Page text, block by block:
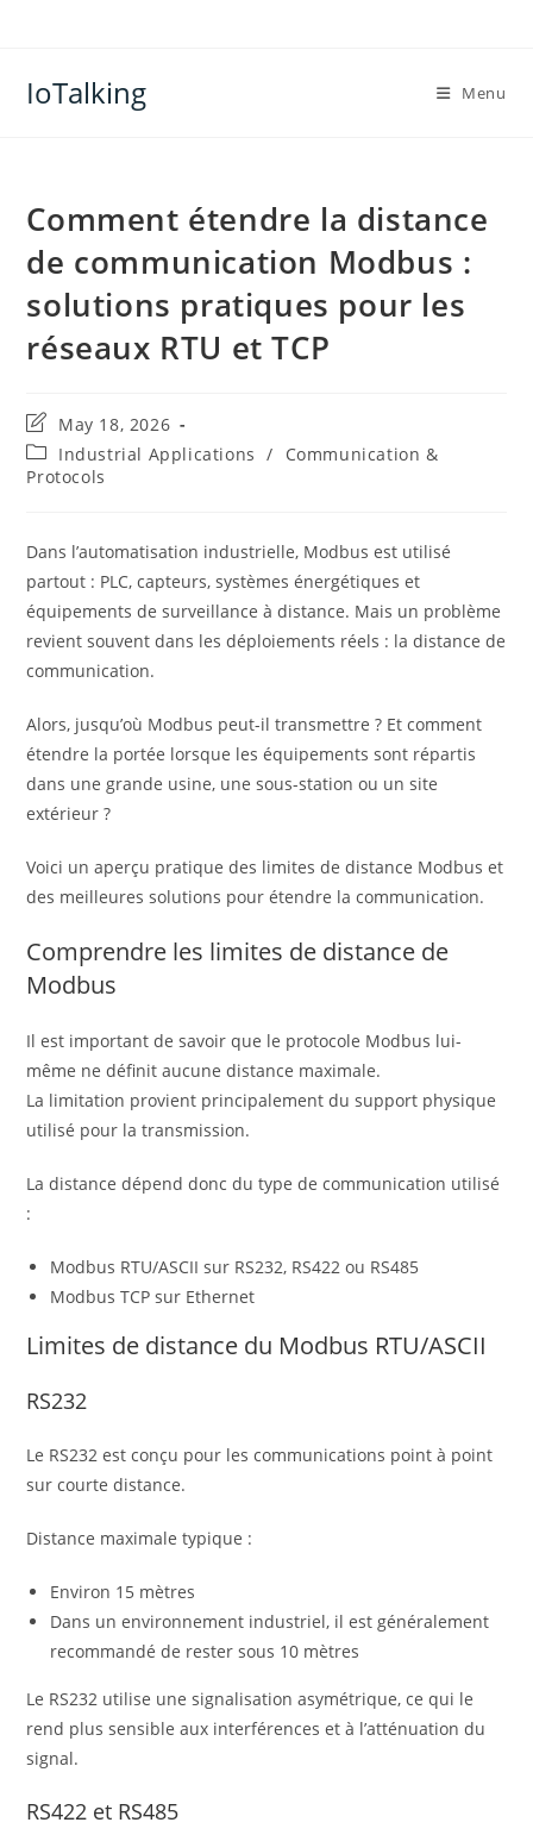
IoTalking Menu
Comment étendre la distance
de communication Modbus :
solutions pratiques pour les
réseaux RTU et TCP
Post
last
modified:
May 18, 2026
Post
category:
Industrial Applications /
Communication &
Protocols
Dans l’automatisation industrielle, Modbus est utilisé
partout : PLC, capteurs, systèmes énergétiques et
équipements de surveillance à distance. Mais un problème
revient souvent dans les déploiements réels : la distance de
communication.
Alors, jusqu’où Modbus peut-il transmettre ? Et comment
étendre la portée lorsque les équipements sont répartis
dans une grande usine, une sous-station ou un site
extérieur ?
Voici un aperçu pratique des limites de distance Modbus et
des meilleures solutions pour étendre la communication.
Comprendre les limites de distance de
Modbus
Il est important de savoir que le protocole Modbus lui-
même ne définit aucune distance maximale.
La limitation provient principalement du support physique
utilisé pour la transmission.
La distance dépend donc du type de communication utilisé
:
Modbus RTU/ASCII sur RS232, RS422 ou RS485
Modbus TCP sur Ethernet
Limites de distance du Modbus RTU/ASCII
RS232
Le RS232 est conçu pour les communications point à point
sur courte distance.
Distance maximale typique :
Environ 15 mètres
Dans un environnement industriel, il est généralement
recommandé de rester sous 10 mètres
Le RS232 utilise une signalisation asymétrique, ce qui le
rend plus sensible aux interférences et à l’atténuation du
signal.
RS422 et RS485